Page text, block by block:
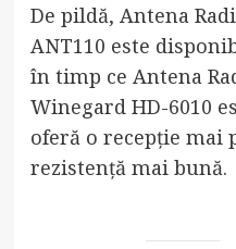
De pildă, Antena
ANT110 este
în timp ce Antena
Winegard HD-6010
oferă o recepție mai
rezistență mai bună.